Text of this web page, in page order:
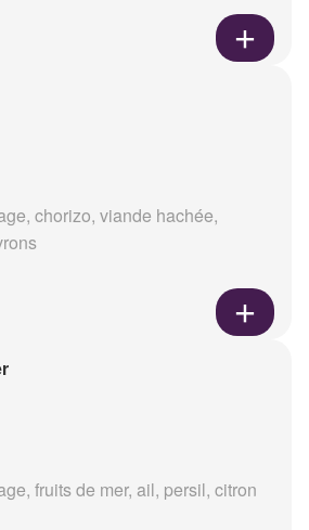
chorizo, viande hachée,
fruits de mer, ail, persil, citron